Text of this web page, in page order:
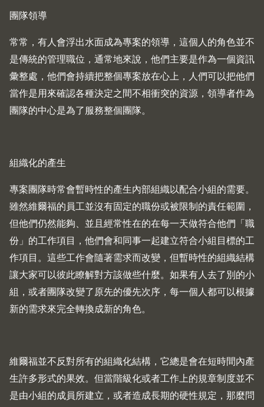
團隊領導
常常，有人會浮出水面成為專案的領導，這個人的角色並不
是傳統的管理職位，通常地來說，他們主要是作為一個資訊
彙整處，他們會持續把整個專案放在心上，人們可以把他們
當作是用來確認各種決定之間不相衝突的資源，領導者作為
團隊的中心是為了服務整個團隊。
組織化的產生
專案團隊時常會暫時性的產生內部組織以配合小組的需要。
雖然維爾福的員工並沒有固定的職份或被限制的責任範圍，
但他們仍然能夠、並且經常性在的在每一天做符合他們「職
份」的工作項目，他們會和同事一起建立符合小組目標的工
作項目。這些工作會隨著需求而改變，但暫時性的組織結構
讓大家可以彼此瞭解對方該做些什麼。如果有人去了別的小
組，或者團隊改變了原先的優先次序，每一個人都可以根據
新的需求來完全轉換成新的角色。
維爾福並不反對所有的組織化結構，它總是會在短時間內產
生許多形式的果效。但當階級化或者工作上的規章制度並不
是由小組的成員所建立，或者造成長期的硬性規定，那麼問